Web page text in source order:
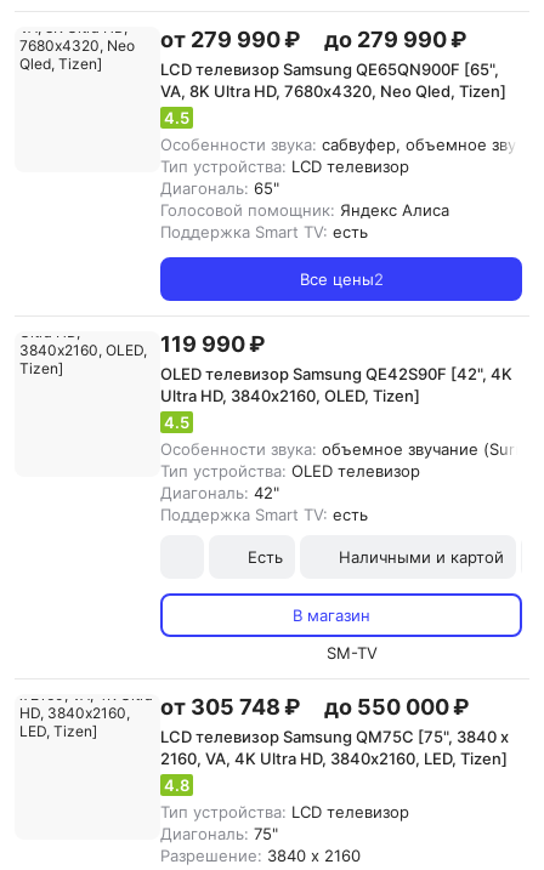
от 279 990 ₽ до 279 990 ₽
LCD телевизор Samsung QE65QN900F [65",
VA, 8K Ultra HD, 7680х4320, Neo Qled, Tizen]
4.5
Особенности звука: сабвуфер, объемное
Тип устройства: LCD телевизор
Диагональ: 65"
Голосовой помощник: Яндекс Алиса
Поддержка Smart TV: есть
Все цены2
119 990 ₽
OLED телевизор Samsung QE42S90F [42", 4K
Ultra HD, 3840х2160, OLED, Tizen]
4.5
Особенности звука: объемное звучание
Тип устройства: OLED телевизор
Диагональ: 42"
Поддержка Smart TV: есть
Есть Наличными и картой
В магазин
SM-TV
от 305 748 ₽ до 550 000 ₽
LCD телевизор Samsung QM75C [75", 3840 x
2160, VA, 4K Ultra HD, 3840х2160, LED, Tizen]
4.8
Тип устройства: LCD телевизор
Диагональ: 75"
Разрешение: 3840 x 2160